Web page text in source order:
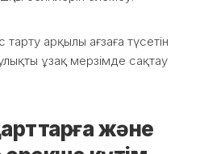
арқылы ағзаға түсетін
ұзақ мерзімде сақтау
және